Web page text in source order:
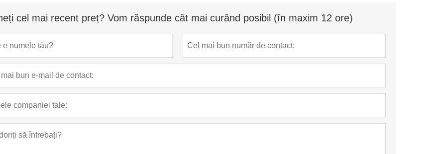
cel mai recent preț? Vom răspunde cât mai curând posibil (în maxim 12 ore)